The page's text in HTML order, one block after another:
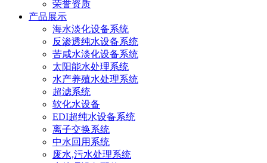
荣誉资质
产品展示
海水淡化设备系统
反渗透纯水设备系统
苦咸水淡化设备系统
太阳能水处理系统
水产养殖水处理系统
超滤系统
软化水设备
EDI超纯水设备系统
离子交换系统
中水回用系统
废水,污水处理系统